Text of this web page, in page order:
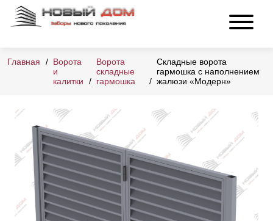
Главная
Ворота
и
калитки
Ворота
складные
гармошка
Складные ворота
гармошка с наполнением
жалюзи «Модерн»